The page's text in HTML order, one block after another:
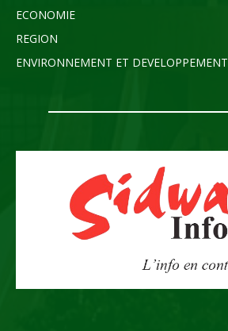
ECONOMIE
REGION
ENVIRONNEMENT ET DEVELOPPEMENT